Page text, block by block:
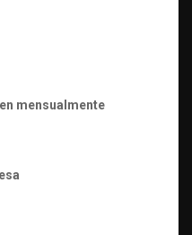
mensualmente